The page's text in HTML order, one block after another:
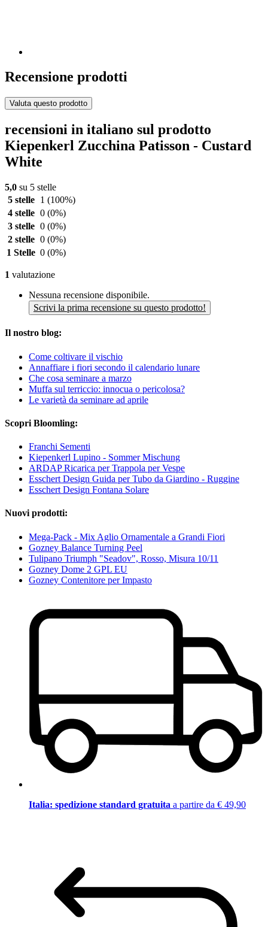
Recensione prodotti
Valuta questo prodotto
recensioni in italiano sul prodotto
Kiepenkerl Zucchina Patisson - Custard
White
5,0 su 5 stelle
5 stelle
1 (100%)
4 stelle 0 (0%)
3 stelle 0 (0%)
2 stelle 0 (0%)
1 Stelle 0 (0%)
1 valutazione
Nessuna recensione disponibile.
Scrivi la prima recensione su questo prodotto!
Il nostro blog:
Come coltivare il vischio
Annaffiare i fiori secondo il calendario lunare
Che cosa seminare a marzo
Muffa sul terriccio: innocua o pericolosa?
Le varietà da seminare ad aprile
Scopri Bloomling:
Franchi Sementi
Kiepenkerl Lupino - Sommer Mischung
ARDAP Ricarica per Trappola per Vespe
Esschert Design Guida per Tubo da Giardino - Ruggine
Esschert Design Fontana Solare
Nuovi prodotti:
Mega-Pack - Mix Aglio Ornamentale a Grandi Fiori
Gozney Balance Turning Peel
Tulipano Triumph "Seadov", Rosso, Misura 10/11
Gozney Dome 2 GPL EU
Gozney Contenitore per Impasto
Italia: spedizione standard gratuita a partire da € 49,90